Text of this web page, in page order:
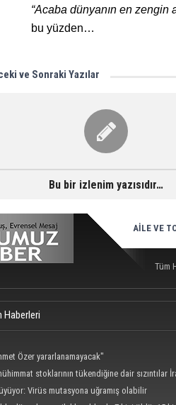
“Acaba dünyanın en zengin
bu yüzden…
ve Sonraki Yazılar
Bu bir izlenim yazısıdır…
AİLE VE
Tüm
Haberleri
Özer yararlanamayacak"
stoklarının tükendiğine dair sızıntılar
Virüs mutasyona uğramış olabilir